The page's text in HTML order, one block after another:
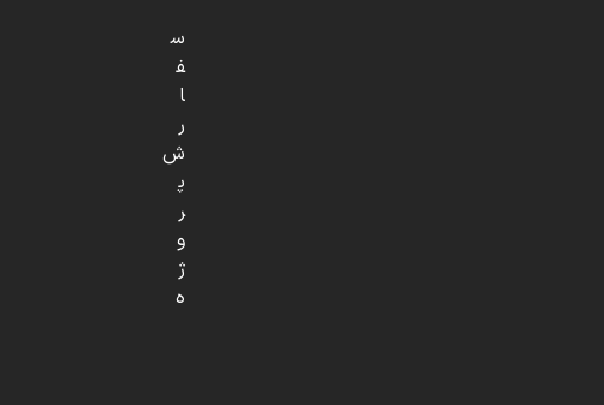
س
ف
ا
ر
ش
پ
ر
و
ژ
ه